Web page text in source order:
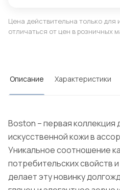
Цена действительна только
отличаться от цен в розничных
Описание Характеристики
Boston – первая коллекция
искусственной кожи в
Уникальное соотношение
потребительских свойств
делает эту новинку